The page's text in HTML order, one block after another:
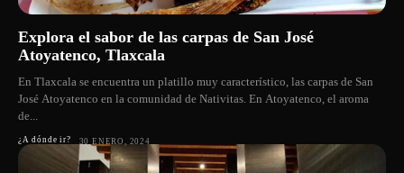
Explora el sabor de las carpas de San José
Atoyatenco, Tlaxcala
En Tlaxcala se encuentra un platillo muy característico, las carpas de San
José Atoyatenco en la comunidad de Nativitas. En Atoyatenco, el aroma
de...
¿A dónde ir? 30 ENERO, 2024